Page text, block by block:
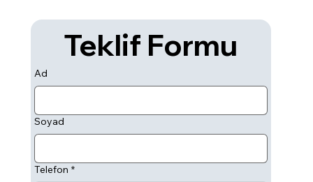
Teklif Formu
Ad
Soyad
Telefon *